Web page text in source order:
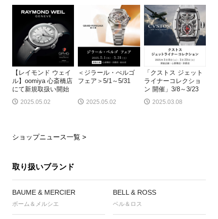
【レイモンド ウェイ
ル】oomiya 心斎橋店
にて新規取扱い開始
2025.05.02
＜ジラール・ぺルゴ
フェア＞5/1～5/31
2025.05.02
「クストス ジェット
ライナーコレクショ
ン 開催」3/8～3/23
2025.03.08
ショップニュース一覧 >
取り扱いブランド
BAUME & MERCIER
ボーム＆メルシエ
BELL & ROSS
ベル＆ロス